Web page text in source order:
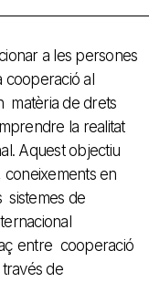
a les persones
cooperació al
matèria de drets
la realitat
Aquest objectiu
coneixements en
sistemes de
entre cooperació
de